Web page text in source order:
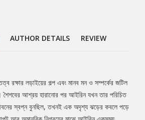
AUTHOR DETAILS REVIEW
রক্ষার লড়াইয়ের গল্প এবং মানব মন ও সম্পর্কের জটিল
শৈশবের আশ্রয় হারানোর পর আইরিন যখন তার পরিচিত
স্বপ্ন বুনছিল, তখনই এক অদৃশ্য ঝড়ের কবলে পড়ে